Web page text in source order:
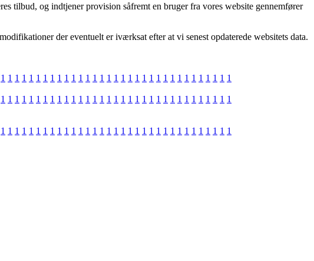
tilbud, og indtjener provision såfremt en bruger fra vores website gennemfører
der eventuelt er iværksat efter at vi senest opdaterede websitets data.
1 1 1 1 1 1 1 1 1 1 1 1 1 1 1 1 1 1 1 1 1 1 1 1 1 1 1 1 1 1 1 1 1
1 1 1 1 1 1 1 1 1 1 1 1 1 1 1 1 1 1 1 1 1 1 1 1 1 1 1 1 1 1 1 1 1
1 1 1 1 1 1 1 1 1 1 1 1 1 1 1 1 1 1 1 1 1 1 1 1 1 1 1 1 1 1 1 1 1